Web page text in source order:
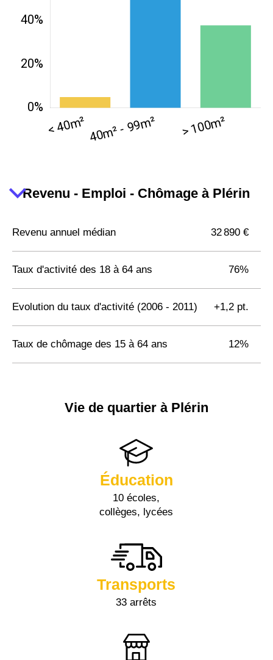
Revenu - Emploi - Chômage à Plérin
Revenu annuel médian 32 890 €
Taux d'activité des 18 à 64 ans 76%
Evolution du taux d'activité (2006 - 2011) +1,2 pt.
Taux de chômage des 15 à 64 ans 12%
Vie de quartier à Plérin
Éducation
10 écoles,
collèges, lycées
Transports
33 arrêts